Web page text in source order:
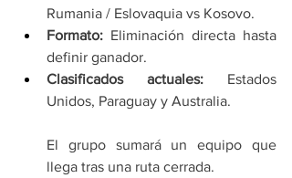
Rumania / Eslovaquia vs Kosovo.
Formato: Eliminación directa hasta
definir ganador.
Clasificados actuales: Estados
Unidos, Paraguay y Australia.
El grupo sumará un equipo que
llega tras una ruta cerrada.